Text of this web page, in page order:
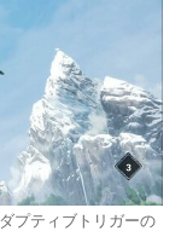
プティブトリガーの